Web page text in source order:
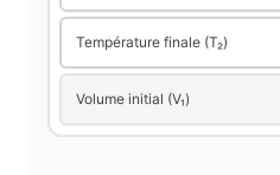
Température finale (T₂)
Volume initial (V₁)